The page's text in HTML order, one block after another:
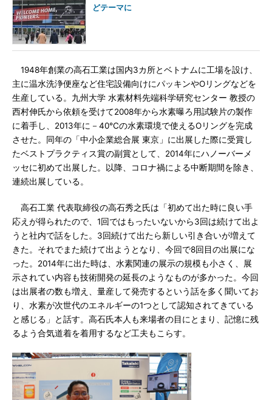
どテーマに
1948年創業の高石工業は国内3カ所とベトナムに工場を設け、
主に温水洗浄便座など住宅設備向けにパッキンやOリングなどを
生産している。九州大学 水素材料先端科学研究センター 教授の
西村伸氏から依頼を受けて2008年から水素曝ろ用試験片の製作
に着手し、2013年に－40℃の水素環境で使えるOリングを完成
させた。同年の「中小企業総合展 東京」に出展した際に受賞し
たベストプラクティス賞の副賞として、2014年にハノーバーメ
ッセに初めて出展した。以降、コロナ禍による中断期間を除き、
連続出展している。
高石工業 代表取締役の高石秀之氏は「初めて出た時に良い手
応えが得られたので、1回ではもったいないから3回は続けて出よ
うと社内で話をした。3回続けて出たら新しい引き合いが増えて
きた。それでまた続けて出ようとなり、今回で8回目の出展にな
った。2014年に出た時は、水素関連の展示の規模も小さく、展
示されてい内容も技術開発の延長のようなものが多かった。今回
は出展者の数も増え、量産して発売するという話を多く聞いてお
り、水素が次世代のエネルギーの1つとして認知されてきている
と感じる」と話す。高石氏本人も来場者の目にとまり、記憶に残
るよう合気道着を着用するなど工夫もこらす。